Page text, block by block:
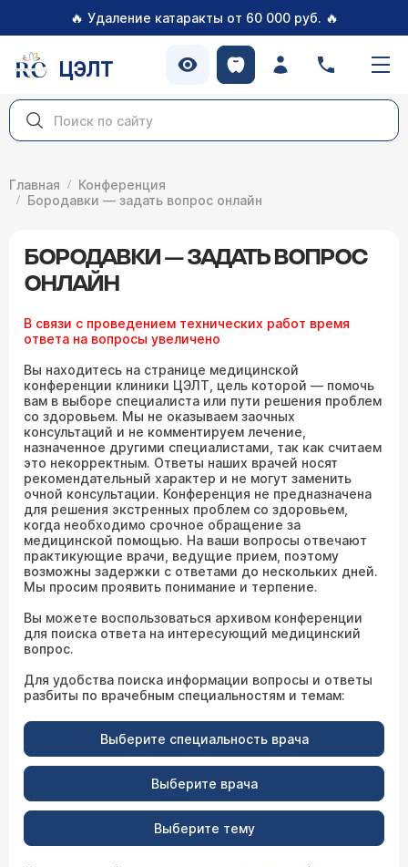
🔥 Удаление катаракты от 60 000 руб. 🔥
ЦЭЛТ
Главная
Конференция
Бородавки — задать вопрос онлайн
БОРОДАВКИ — ЗАДАТЬ ВОПРОС
ОНЛАЙН
В связи с проведением технических работ время
ответа на вопросы увеличено
Вы находитесь на странице медицинской
конференции клиники ЦЭЛТ, цель которой — помочь
вам в выборе специалиста или пути решения проблем
со здоровьем. Мы не оказываем заочных
консультаций и не комментируем лечение,
назначенное другими специалистами, так как считаем
это некорректным. Ответы наших врачей носят
рекомендательный характер и не могут заменить
очной консультации. Конференция не предназначена
для решения экстренных проблем со здоровьем,
когда необходимо срочное обращение за
медицинской помощью. На ваши вопросы отвечают
практикующие врачи, ведущие прием, поэтому
возможны задержки с ответами до нескольких дней.
Мы просим проявить понимание и терпение.
Вы можете воспользоваться архивом конференции
для поиска ответа на интересующий медицинский
вопрос.
Для удобства поиска информации вопросы и ответы
разбиты по врачебным специальностям и темам:
Выберите специальность врача
Выберите врача
Выберите тему